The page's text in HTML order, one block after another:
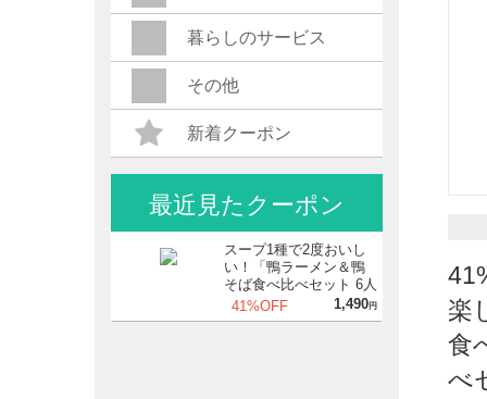
楽
食
べ
暮らしのサービス
その他
新着クーポン
最近見たクーポン
スープ1種で2度おいし
い！「鴨ラーメン＆鴨
そば食べ比べセット 6人
前」
41%OFF 1,490円